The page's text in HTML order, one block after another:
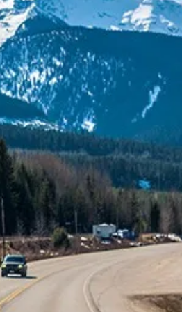
Conteúdos